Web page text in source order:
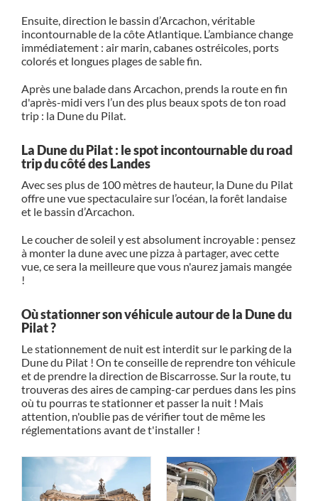
Ensuite, direction le bassin d’Arcachon, véritable
incontournable de la côte Atlantique. L’ambiance change
immédiatement : air marin, cabanes ostréicoles, ports
colorés et longues plages de sable fin.
Après une balade dans Arcachon, prends la route en fin
d'après-midi vers l’un des plus beaux spots de ton road
trip : la Dune du Pilat.
La Dune du Pilat : le spot incontournable du road
trip du côté des Landes
Avec ses plus de 100 mètres de hauteur, la Dune du Pilat
offre une vue spectaculaire sur l’océan, la forêt landaise
et le bassin d’Arcachon.
Le coucher de soleil y est absolument incroyable : pensez
à monter la dune avec une pizza à partager, avec cette
vue, ce sera la meilleure que vous n'aurez jamais mangée
!
Où stationner son véhicule autour de la Dune du
Pilat ?
Le stationnement de nuit est interdit sur le parking de la
Dune du Pilat ! On te conseille de reprendre ton véhicule
et de prendre la direction de Biscarrosse. Sur la route, tu
trouveras des aires de camping-car perdues dans les pins
où tu pourras te stationner et passer la nuit ! Mais
attention, n'oublie pas de vérifier tout de même les
réglementations avant de t'installer !